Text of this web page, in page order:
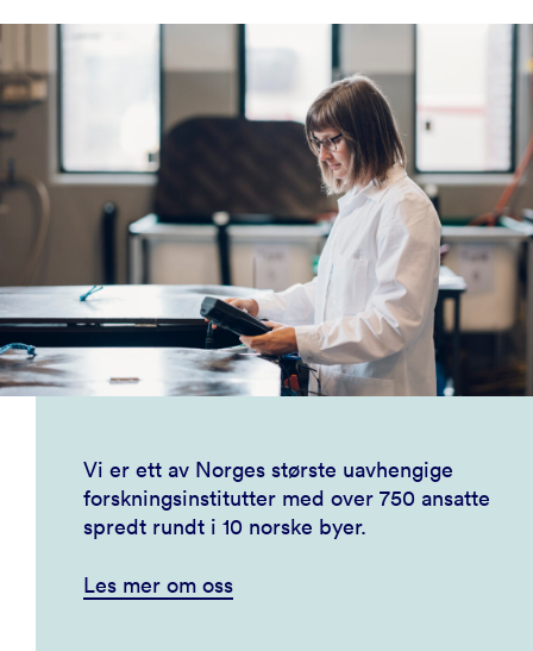
Vi er ett av Norges største uavhengige
forskningsinstitutter med over 750 ansatte
spredt rundt i 10 norske byer.
Les mer om oss